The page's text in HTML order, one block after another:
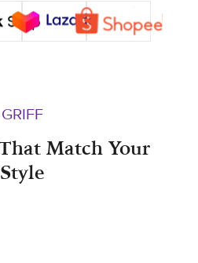
GRIFF
Match Your
Style